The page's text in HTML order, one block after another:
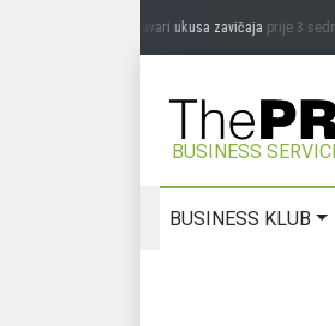
MIĆANOVIĆ: Čuvari ukusa zavičajaprije 3 sedmice
BUSINESS
BUSINESS KLUB